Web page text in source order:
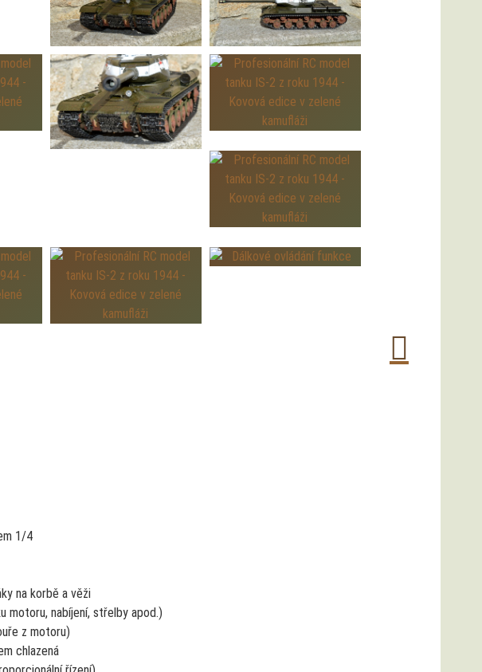
1/4
na korbě a věži
motoru, nabíjení, střelby apod.)
z motoru)
chlazená